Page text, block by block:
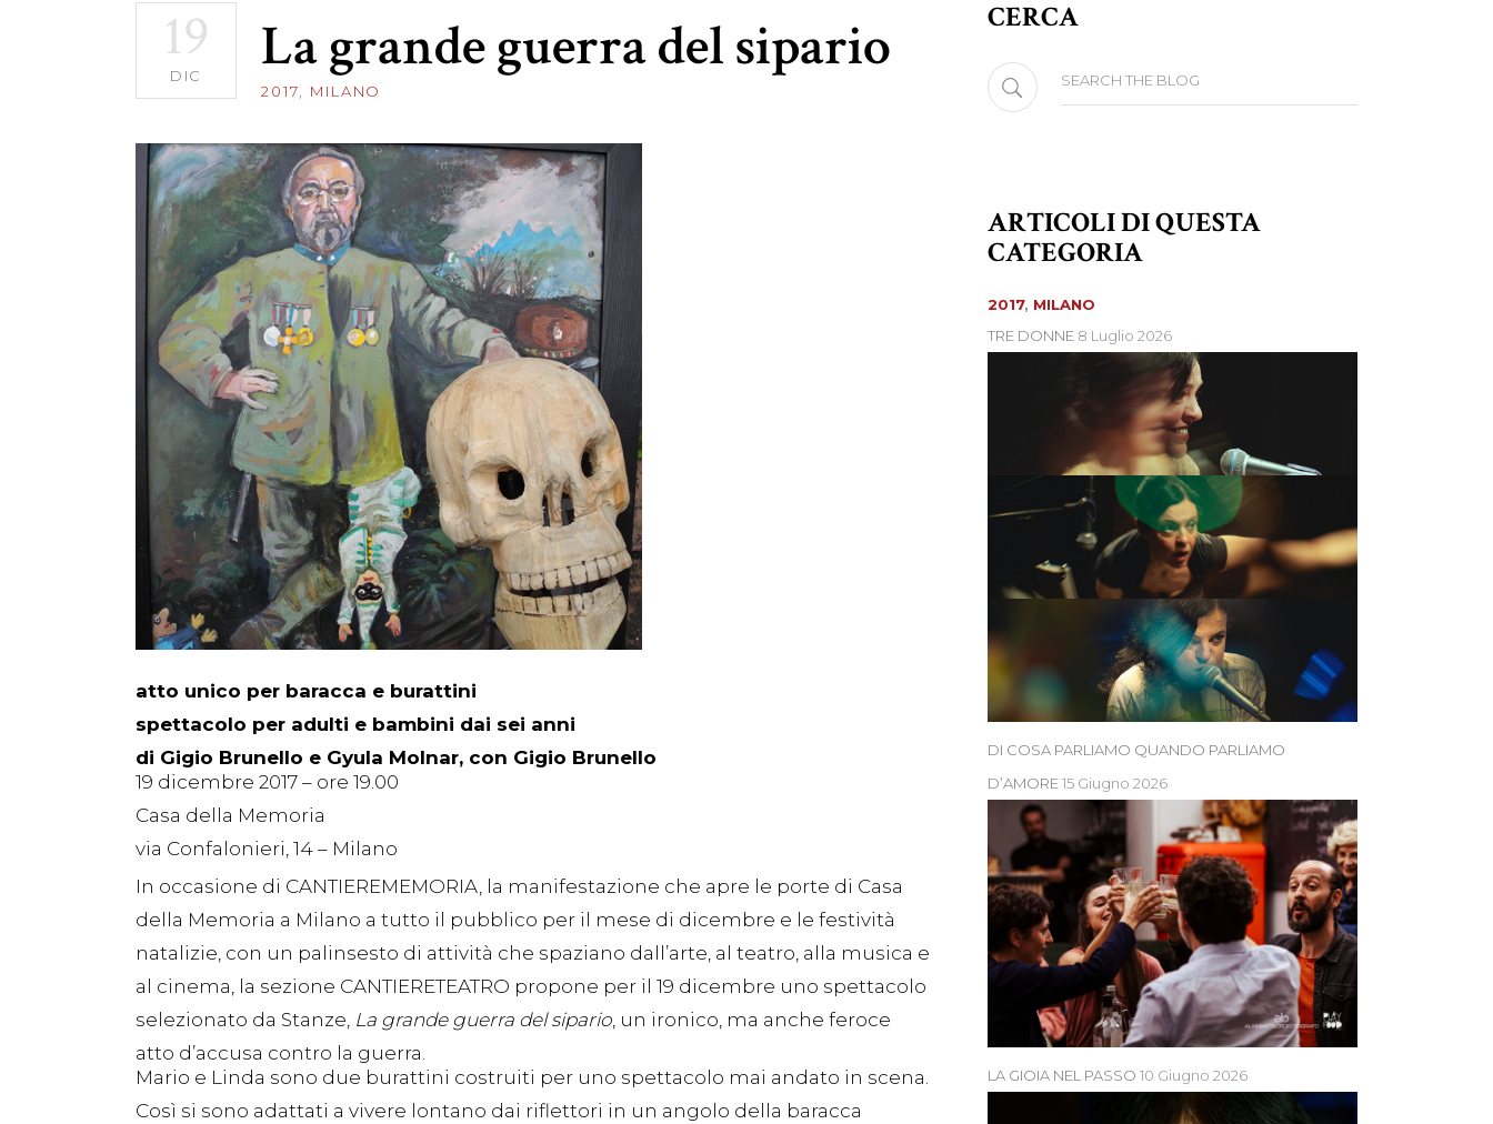
19
DIC La grande guerra del sipario
2017 MILANO
atto unico per baracca e burattini
spettacolo per adulti e bambini dai sei anni
di Gigio Brunello e Gyula Molnar, con Gigio Brunello
19 dicembre 2017 – ore 19.00
Casa della Memoria
via Confalonieri, 14 – Milano
In occasione di CANTIEREMEMORIA, la manifestazione che apre le porte di Casa
della Memoria a Milano a tutto il pubblico per il mese di dicembre e le festività
natalizie, con un palinsesto di attività che spaziano dall’arte, al teatro, alla musica e
al cinema, la sezione CANTIERETEATRO propone per il 19 dicembre uno spettacolo
selezionato da Stanze, La grande guerra del sipario, un ironico, ma anche feroce
atto d’accusa contro la guerra.
Mario e Linda sono due burattini costruiti per uno spettacolo mai andato in scena.
Così si sono adattati a vivere lontano dai riflettori in un angolo della baracca
CERCA
Search
for:
ARTICOLI DI QUESTA
CATEGORIA
2017, MILANO
TRE DONNE8 Luglio 2026
DI COSA PARLIAMO QUANDO PARLIAMO
D’AMORE15 Giugno 2026
LA GIOIA NEL PASSO 10 Giugno 2026